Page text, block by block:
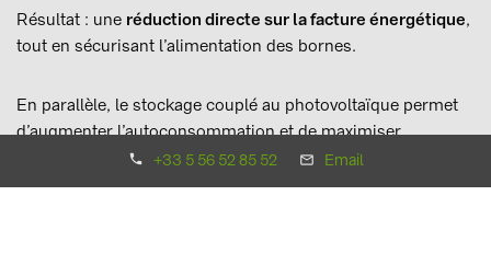
+33 5 56 52 85 52 Email
Résultat : une réduction directe sur la facture énergétique,
tout en sécurisant l’alimentation des bornes.
En parallèle, le stockage couplé au photovoltaïque permet
d’augmenter l’autoconsommation et de maximiser
l’utilisation d’une énergielocale, renouvelable et bas-
carbone.